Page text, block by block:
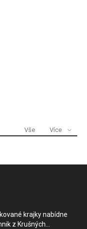
Vše Více
krajky nabídne
z Krušných...